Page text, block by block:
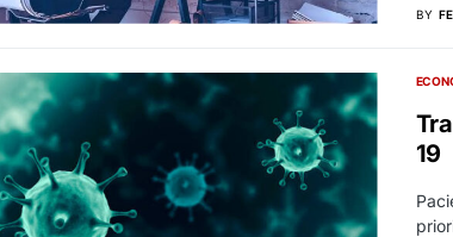
BY
19